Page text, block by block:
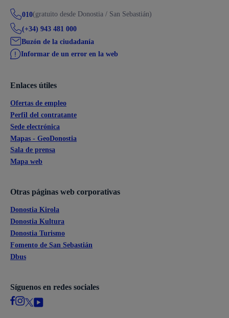
010(gratuito desde Donostia / San Sebastián)
(+34) 943 481 000
Buzón de la ciudadanía
Informar de un error en la web
Enlaces útiles
Ofertas de empleo
Perfil del contratante
Sede electrónica
Mapas - GeoDonostia
Sala de prensa
Mapa web
Otras páginas web corporativas
Donostia Kirola
Donostia Kultura
Donostia Turismo
Fomento de San Sebastián
Dbus
Síguenos en redes sociales